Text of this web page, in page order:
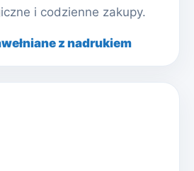
i codzienne zakupy.
z nadrukiem